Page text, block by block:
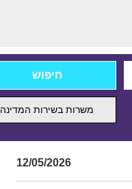
משרות בשירות המדינה
12/05/2026